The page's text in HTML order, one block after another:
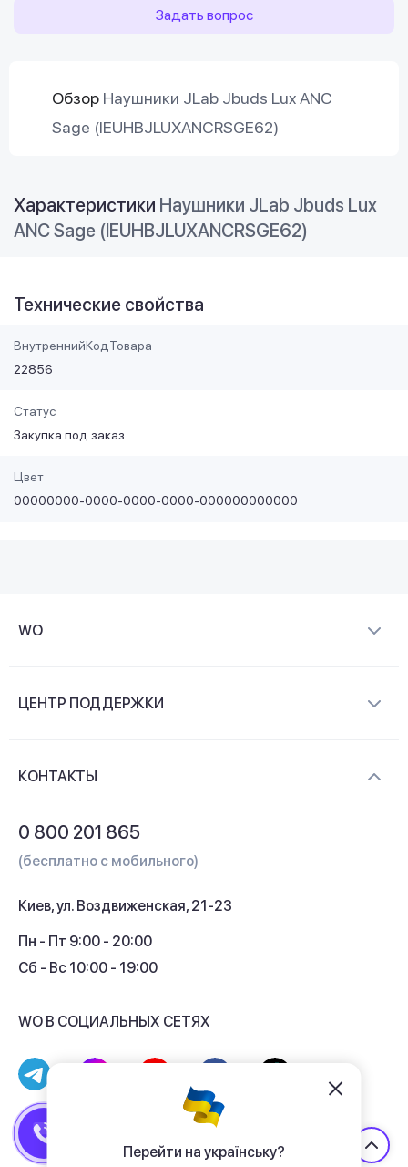
Перейти на українську?
Задать вопрос
Обзор Наушники JLab Jbuds Lux ANC
Sage (IEUHBJLUXANCRSGE62)
Характеристики Наушники JLab Jbuds Lux
ANC Sage (IEUHBJLUXANCRSGE62)
Технические свойства
ВнутреннийКодТовара
22856
Статус
Закупка под заказ
Цвет
00000000-0000-0000-0000-000000000000
WO
Контакты
ЦЕНТР ПОДДЕРЖКИ
Кэшбек
КОНТАКТЫ
0 800 201 865
(бесплатно с мобильного)
Киев, ул. Воздвиженская, 21-23
Пн - Пт 9:00 - 20:00
Сб - Вс 10:00 - 19:00
WO В СОЦИАЛЬНЫХ СЕТЯХ
Договор публичной оферты
Политика конфиденциальности